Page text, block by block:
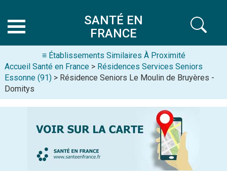
SANTÉ EN
FRANCE
≡ Établissements Similaires À Proximité
Accueil Santé en France > Résidences Services Seniors
Essonne (91) > Résidence Seniors Le Moulin de Bruyères -
Domitys